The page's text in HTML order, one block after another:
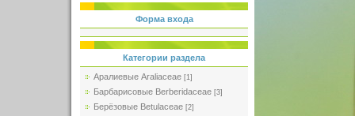
Форма входа
Категории раздела
Аралиевые Araliaceae [1]
Барбарисовые Berberidaceae [3]
Берёзовые Betulaceae [2]